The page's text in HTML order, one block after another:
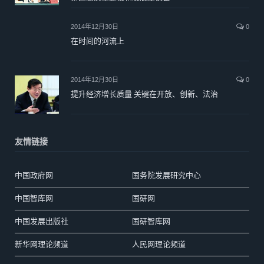
2014年12月30日 0
在时间的河流上
2014年12月30日 0
提升经济增长质量 关键在开放、创新、法治
友情链接
中国政府网 国务院发展研究中心
中国智库网 国研网
中国发展出版社 国研智库网
新华网理论频道 人民网理论频道